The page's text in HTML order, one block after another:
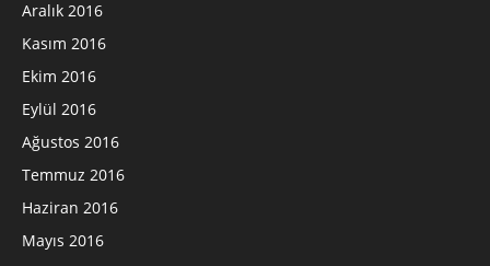
Aralık 2016
Kasım 2016
Ekim 2016
Eylül 2016
Ağustos 2016
Temmuz 2016
Haziran 2016
Mayıs 2016